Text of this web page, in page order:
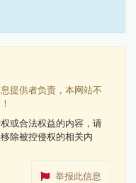
提供者负责，本网站不
或合法权益的内容，请
除被控侵权的相关内
举报此信息